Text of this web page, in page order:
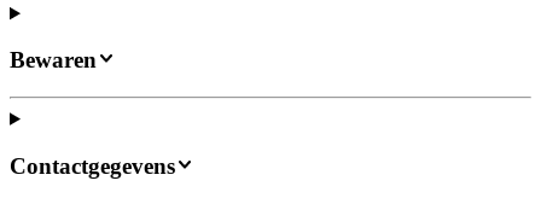
Bewaren
Contactgegevens